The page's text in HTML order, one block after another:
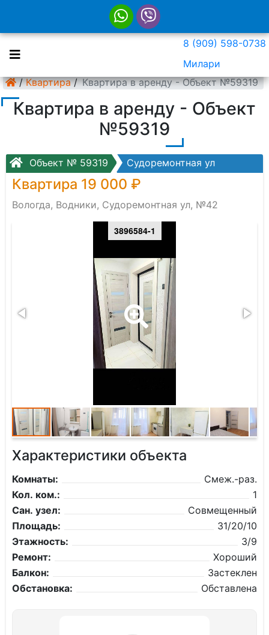
8 (909) 598-0738
Милари
/ Квартира / Квартира в аренду - Объект №59319
Квартира в аренду - Объект
№59319
Объект № 59319 Судоремонтная ул
Квартира 19 000 ₽
Вологда, Водники, Судоремонтная ул, №42
3896584-1
Характеристики объекта
Комнаты:
Смеж.-раз.
Кол. ком.:
1
Сан. узел:
Совмещенный
Площадь:
31/20/10
Этажность:
3/9
Ремонт:
Хороший
Балкон:
Застеклен
Обстановка:
Обставлена